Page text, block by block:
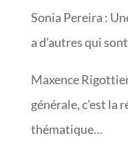
Sonia Pereira :
a d’autres qui
Maxence
générale, c’est la
thématique…